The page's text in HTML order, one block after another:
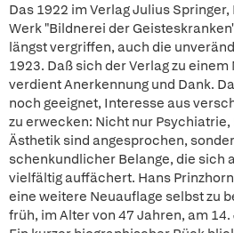
Das 1922 im Verlag Julius
Werk "Bildnerei der
längst vergriffen, auch die
1923. Daß sich der Verlag zu
verdient Anerkennung und Dank.
noch geeignet, Interesse aus
zu erwecken: Nicht nur
Ästhetik sind angesprochen,
schenkundlicher Belange, die sich
vielfältig auffächert. Hans
eine weitere Neuauflage selbst zu
früh, im Alter von 47 Jahren, am